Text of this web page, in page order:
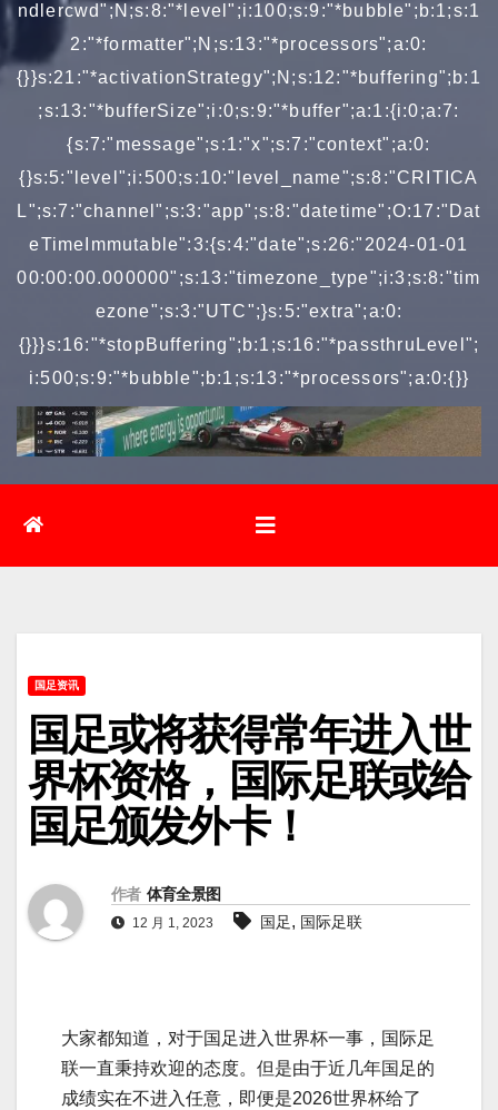
ndlercwd";N;s:8:"*level";i:100;s:9:"*bubble";b:1;s:1
2:"*formatter";N;s:13:"*processors";a:0:
{}}s:21:"*activationStrategy";N;s:12:"*buffering";b:1
;s:13:"*bufferSize";i:0;s:9:"*buffer";a:1:{i:0;a:7:
{s:7:"message";s:1:"x";s:7:"context";a:0:
{}s:5:"level";i:500;s:10:"level_name";s:8:"CRITICA
L";s:7:"channel";s:3:"app";s:8:"datetime";O:17:"Dat
eTimeImmutable":3:{s:4:"date";s:26:"2024-01-01
00:00:00.000000";s:13:"timezone_type";i:3;s:8:"tim
ezone";s:3:"UTC";}s:5:"extra";a:0:
{}}}s:16:"*stopBuffering";b:1;s:16:"*passthruLevel";
i:500;s:9:"*bubble";b:1;s:13:"*processors";a:0:{}}
国足资讯
国足或将获得常年进入世
界杯资格，国际足联或给
国足颁发外卡！
作者 体育全景图
12 月 1, 2023 国足, 国际足联
大家都知道，对于国足进入世界杯一事，国际足
联一直秉持欢迎的态度。但是由于近几年国足的
成绩实在不进入任意，即便是2026世界杯给了